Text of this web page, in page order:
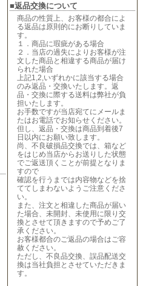
■返品交換について
商品の性質上、お客様の都合によ
る返品は原則的にお断りしていま
す。
１．商品に瑕疵がある場合
２．当店の過失によりお客様が注
文した商品と相違する商品が届け
られた場合
上記1,2,いずれかに該当する場合
のみ返品・交換いたします。返
品・交換に際する送料は弊社が負
担いたします。
お手数ですが当店宛てにメールま
たはお電話でお知らせください。
但し、返品・交換は商品到着後7
日以内にお願い致します。
尚、不良破損品交換では、箱など
をはじめ当店からお送りした状態
でご返送頂くことが前提となりま
すので
確認を行うまでは内容物などを捨
ててしまわないようご注意くださ
い。
また、注文と相違した商品が届い
た場合、未開封、未使用に限り交
換とさせて頂きますので予めご了
承ください。
お客様都合のご返品の場合はご容
赦ください。
ただし、不良品交換、誤品配送交
換は当社負担とさせていただきま
す。